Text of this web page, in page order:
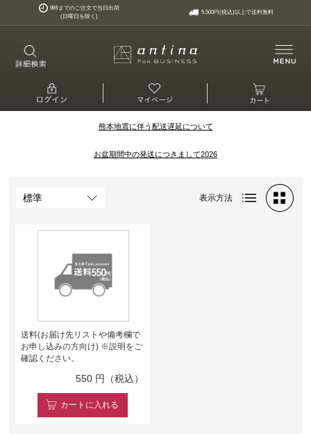
9時までのご注文で当日出荷
(日曜日を除く)
5,500円(税込)以上で送料無料
熊本地震に伴う配送遅延について
お盆期間中の発送につきまして2026
表示方法
送料(お届け先リストや備考欄で
お申し込みの方向け) ※説明をご
確認ください。
550 円（税込）
カート に入れる